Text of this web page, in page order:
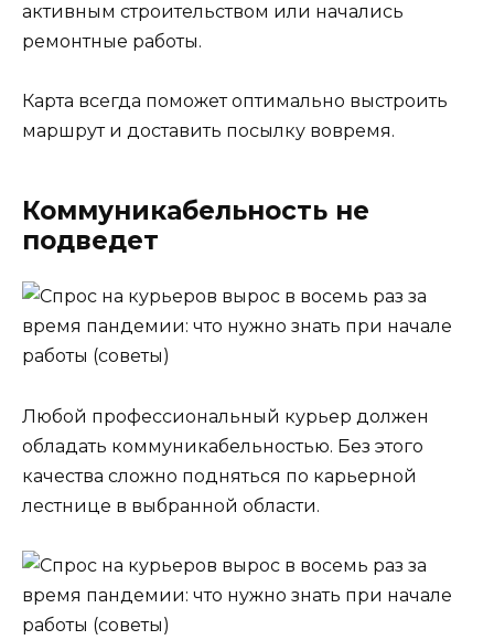
активным строительством или начались
ремонтные работы.
Карта всегда поможет оптимально выстроить
маршрут и доставить посылку вовремя.
Коммуникабельность не
подведет
Любой профессиональный курьер должен
обладать коммуникабельностью. Без этого
качества сложно подняться по карьерной
лестнице в выбранной области.